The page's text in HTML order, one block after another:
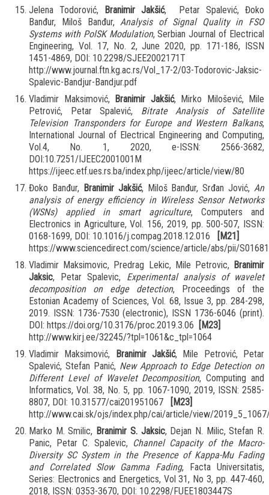
Jelena Todorović,
Branimir Jakšić, Petar Spalević, Đoko
Banđur, Miloš Banđur,Analysis of Signal Quality in FSO
Systems with PolSK Modulation, Serbian Journal of Electrical
Engineering, Vol. 17, No. 2, June 2020, pp. 171-186, ISSN
1451-4869, DOI: 10.2298/SJEE2002171T
http://www.journal.ftn.kg.ac.rs/Vol_17-2/03-Todorovic-Jaksic-
Spalevic-Bandjur-Bandjur.pdf
Vladimir Maksimović,
Branimir Jakšić, Mirko Milošević, Mile
Petrović, Petar Spalević, Bitrate Analysis of Satellite
Television Transponders for Europe and Western Balkans,
International Journal of Electrical Engineering and Computing,
Vol.4, No. 1, 2020, e-ISSN: 2566-3682,
DOI:10.7251/IJEEC2001001M
https://ijeec.etf.ues.rs.ba/index.php/ijeec/article/view/80
Đoko Banđur, Branimir Jakšić, Miloš Banđur, Srđan Jović, An
analysis of energy efficiency in Wireless Sensor Networks
(WSNs) applied in smart agriculture, Computers and
Electronics in Agriculture, Vol. 156, 2019, pp. 500-507, ISSN:
0168-1699, DOI: 10.1016/j.compag.2018.12.016
[M21]
https://www.sciencedirect.com/science/article/abs/pii/
Vladimir Maksimovic, Predrag Lekic, Mile Petrovic, Branimir
Jaksic, Petar Spalevic, Experimental analysis of wavelet
decomposition on edge detection, Proceedings of the
Estonian Academy of Sciences, Vol. 68, Issue 3, pp. 284-298,
2019. ISSN: 1736-7530 (electronic), ISSN 1736-6046 (print).
DOI: https://doi.org/10.3176/proc.2019.3.06
[M23]
http://www.kirj.ee/32245/?tpl=1061&c_tpl=1064
Vladimir Maksimović,
Branimir Jakšić, Mile Petrović, Petar
Spalević, Stefan Panić, New Approach to Edge Detection on
Different Level of Wavelet Decomposition, Computing and
Informatics, Vol. 38, No. 5, pp. 1067-1090, 2019, ISSN: 2585-
8807, DOI: 10.31577/cai201951067
[M23]
http://www.cai.sk/ojs/index.php/cai/article/view/
Marko M. Smilic, Branimir S. Jaksic, Dejan N. Milic, Stefan R.
Panic, Petar C. Spalevic, Channel Capacity of the Macro-
Diversity SC System in the Presence of Kappa-Mu Fading
and Correlated Slow Gamma Fading, Facta Universitatis,
Series: Electronics and Energetics, Vol 31, No 3, pp. 447-460,
2018, ISSN: 0353-3670, DOI: 10.2298/FUEE1803447S